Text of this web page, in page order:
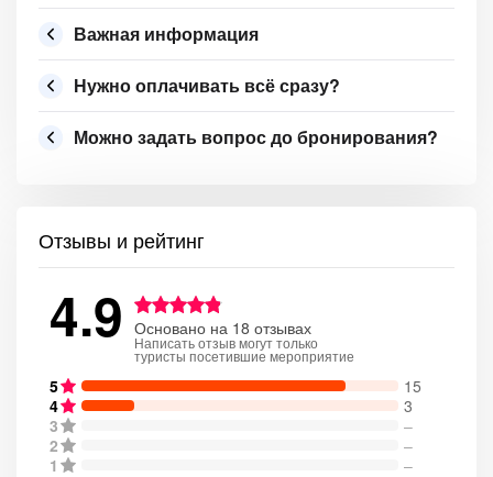
Важная информация
Нужно оплачивать всё сразу?
Можно задать вопрос до бронирования?
Отзывы и рейтинг
4.9 Основано на 18 отзывах
Написать отзыв могут только
туристы посетившие мероприятие
5
15
4
3
3
–
2
–
1
–